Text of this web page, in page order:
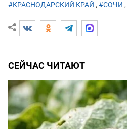
#КРАСНОДАРСКИЙ КРАЙ , #СОЧИ ,
СЕЙЧАС ЧИТАЮТ